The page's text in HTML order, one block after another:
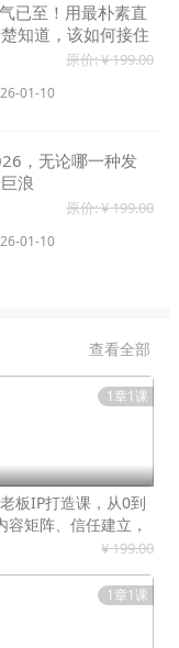
已至！用最朴素直
知道，该如何接住
贵
原价: ¥ 199.00
01-10
，无论哪一种发
浪
原价: ¥ 199.00
01-10
查看全部
1章1课
板IP打造课，从0到
容矩阵、信任建立，
，稳定获客增收¥ 199.00
1章1课